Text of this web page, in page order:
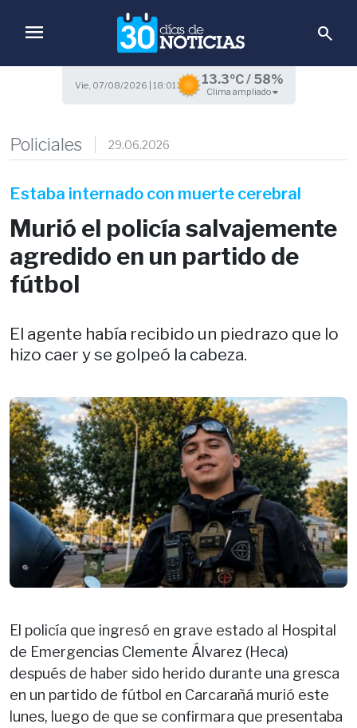
menu search
Vie, 07/08/2026 | 18:01 13.3ºC / 58%
Clima ampliado
Policiales 29.06.2026
Estaba internado con muerte cerebral
Murió el policía salvajemente
agredido en un partido de
fútbol
El agente había recibido un piedrazo que lo
hizo caer y se golpeó la cabeza.
El policía que ingresó en grave estado al Hospital
de Emergencias Clemente Álvarez (Heca)
después de haber sido herido durante una gresca
en un partido de fútbol en Carcarañá murió este
lunes, luego de que se confirmara que presentaba